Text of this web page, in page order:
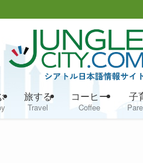
旅する
Travel
コーヒー
Coffee
子